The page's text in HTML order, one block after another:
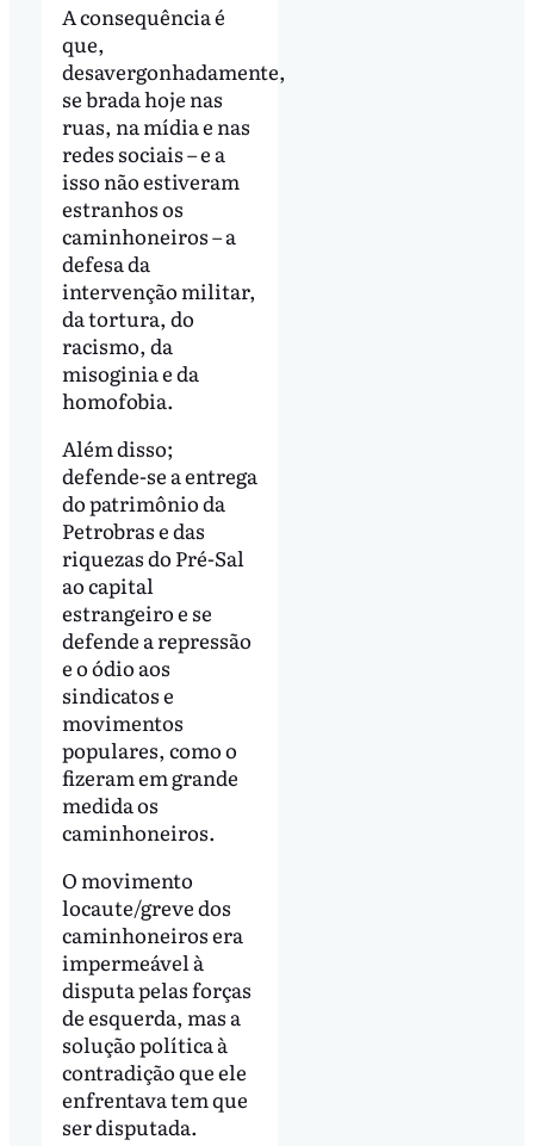
A consequência é
que,
desavergonhadamente,
se brada hoje nas
ruas, na mídia e nas
redes sociais – e a
isso não estiveram
estranhos os
caminhoneiros – a
defesa da
intervenção militar,
da tortura, do
racismo, da
misoginia e da
homofobia.
Além disso;
defende-se a entrega
do patrimônio da
Petrobras e das
riquezas do Pré-Sal
ao capital
estrangeiro e se
defende a repressão
e o ódio aos
sindicatos e
movimentos
populares, como o
fizeram em grande
medida os
caminhoneiros.
O movimento
locaute/greve dos
caminhoneiros era
impermeável à
disputa pelas forças
de esquerda, mas a
solução política à
contradição que ele
enfrentava tem que
ser disputada.